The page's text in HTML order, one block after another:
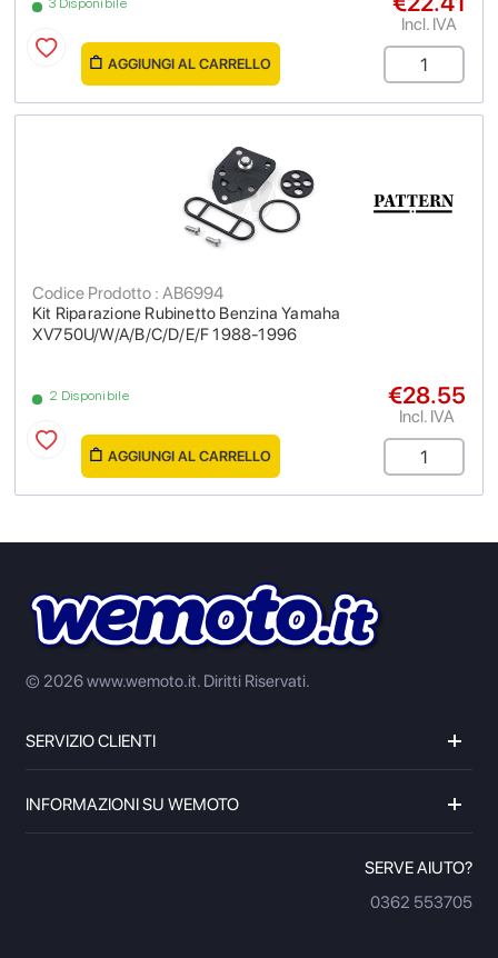
3 Disponibile
Incl. IVA
AGGIUNGI AL CARRELLO
Kit Riparazione Rubinetto Benzina Yamaha
XV750U/W/A/B/C/D/E/F 1988-1996
Codice Prodotto : AB6994
2 Disponibile €28.55
Incl. IVA
AGGIUNGI AL CARRELLO
© 2026 www.wemoto.it. Diritti Riservati.
SERVIZIO CLIENTI
INFORMAZIONI SU WEMOTO
SERVE AIUTO?
0362 553705